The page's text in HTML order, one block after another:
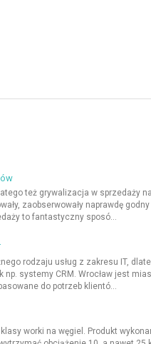
też grywalizacja w sprzedaży
zaobserwowały naprawdę
to fantastyczny sposó...
rodzaju usług z zakresu IT,
systemy CRM. Wrocław jest
do potrzeb klientó...
worki na węgiel. Produkt